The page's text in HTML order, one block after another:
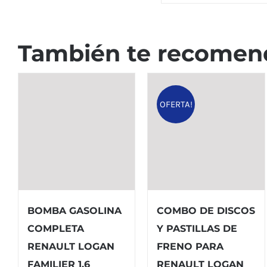
También te
BOMBA GASOLINA
COMPLETA
RENAULT LOGAN
FAMILIER 1.6
OFERTA!
COMBO DE DISCOS
Y PASTILLAS DE
FRENO PARA
RENAULT LOGAN